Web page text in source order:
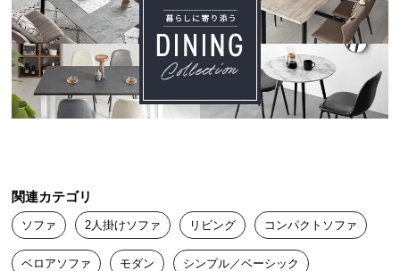
送
料
に
つ
い
て
商
品
の
配
関連カテゴリ
ソファ 2人掛けソファ リビング コンパクトソファ
ベロアソファ モダン シンプル／ベーシック